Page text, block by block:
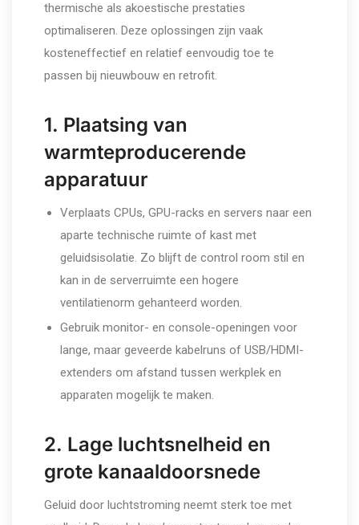
thermische als akoestische prestaties
optimaliseren. Deze oplossingen zijn vaak
kosteneffectief en relatief eenvoudig toe te
passen bij nieuwbouw en retrofit.
1. Plaatsing van
warmteproducerende
apparatuur
Verplaats CPUs, GPU-racks en servers naar een
aparte technische ruimte of kast met
geluidsisolatie. Zo blijft de control room stil en
kan in de serverruimte een hogere
ventilatienorm gehanteerd worden.
Gebruik monitor- en console-openingen voor
lange, maar geveerde kabelruns of USB/HDMI-
extenders om afstand tussen werkplek en
apparaten mogelijk te maken.
2. Lage luchtsnelheid en
grote kanaaldoorsnede
Geluid door luchtstroming neemt sterk toe met